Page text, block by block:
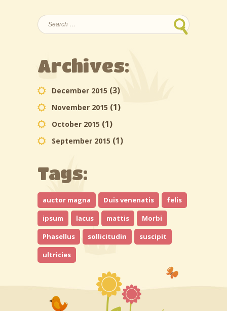
Search
for:
Archives:
December 2015 (3)
November 2015 (1)
October 2015 (1)
September 2015 (1)
Tags:
auctor magna Duis venenatis
felis
ipsum
lacus mattis
Morbi
Phasellus
sollicitudin
suscipit
ultricies